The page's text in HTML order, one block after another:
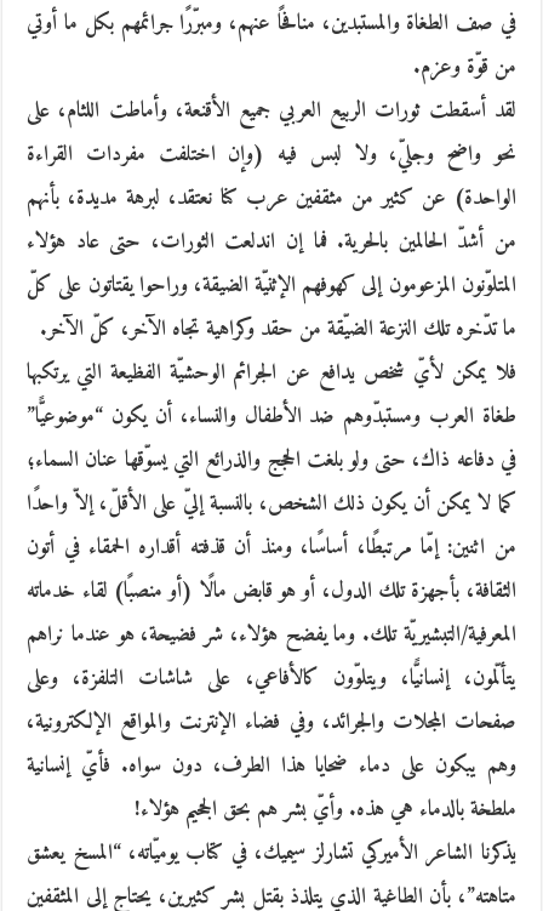
في صف الطغاة والمستبدين، منافحًا عنهم، ومبرّرًا جرائمهم بكل ما أوتي
من قوّة وعزم.
لقد أسقطت ثورات الربيع العربي جميع الأقنعة، وأماطت اللثام، على
نحو واضح وجليّ، ولا لبس فيه (وإن اختلفت مفردات القراءة
الواحدة) عن كثير من مثقفين عرب كنا نعتقد، لبرهة مديدة، بأنهم
من أشدّ الحالمين بالحرية. فما إن اندلعت الثورات، حتى عاد هؤلاء
المتلوّنون المزعومون إلى كهوفهم الإثنيّة الضيقة، وراحوا يقتاتون على كلّ
ما تدّخره تلك النزعة الضيّقة من حقد وكراهية تجاه الآخر، كلّ الآخر.
فلا يمكن لأيّ شخص يدافع عن الجرائم الوحشيّة الفظيعة التي يرتكبها
طغاة العرب ومستبدّوهم ضد الأطفال والنساء، أن يكون “موضوعيًّا”
في دفاعه ذاك، حتى ولو بلغت الحجج والذرائع التي يسوّقها عنان السماء؛
كما لا يمكن أن يكون ذلك الشخص، بالنسبة إليّ على الأقلّ، إلاّ واحدًا
من اثنين: إمّا مرتبطًا، أساسًا، ومنذ أن قذفته أقداره الحمقاء في أتون
الثقافة، بأجهزة تلك الدول، أو هو قابض مالًا (أو منصبًا) لقاء خدماته
المعرفية/التبشيريّة تلك. وما يفضح هؤلاء، شر فضيحة، هو عندما نراهم
يتألّمون، إنسانيًّا، ويتلوّون كالأفاعي، على شاشات التلفزة، وعلى
صفحات المجلات والجرائد، وفي فضاء الإنترنت والمواقع الإلكترونية،
وهم يبكون على دماء ضحايا هذا الطرف، دون سواه. فأيّ إنسانية
ملطخة بالدماء هي هذه. وأيّ بشر هم بحق الجحيم هؤلاء!
يذكرنا الشاعر الأميركي تشارلز سيميك، في كتاب يوميّاته، “المسخ يعشق
متاهته”، بأن الطاغية الذي يتلذذ بقتل بشر كثيرين، يحتاج إلى المثقفين